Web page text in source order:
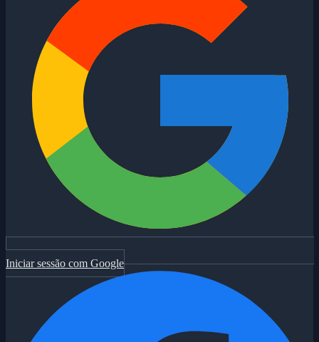
Iniciar sessão com Google